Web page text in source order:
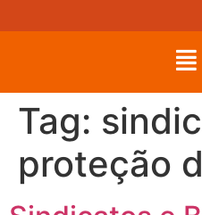
Tag:
proteção